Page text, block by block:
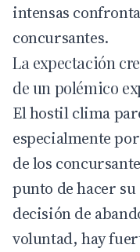
intensas
concursantes.
La expectación
de un polémico
El hostil clima
especialmente
de los
punto de hacer
decisión de
voluntad, hay